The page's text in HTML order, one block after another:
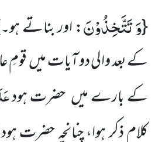
{وَ تَتَّخِذُوْنَ: اور بناتے
کے بعد والی دو آیات میں قومِ
کے بارے میں حضرت ہود
کلام ذکر ہوا، چنانچہ حضرت ہود